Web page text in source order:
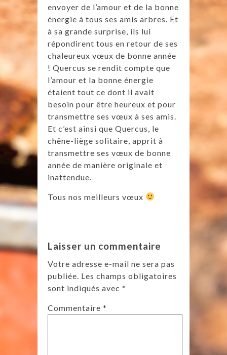
envoyer de l’amour et de la bonne
énergie à tous ses amis arbres. Et
à sa grande surprise, ils lui
répondirent tous en retour de ses
chaleureux vœux de bonne année
! Quercus se rendit compte que
l’amour et la bonne énergie
étaient tout ce dont il avait
besoin pour être heureux et pour
transmettre ses vœux à ses amis.
Et c’est ainsi que Quercus, le
chêne-liège solitaire, apprit à
transmettre ses vœux de bonne
année de manière originale et
inattendue.
Tous nos meilleurs vœux
Laisser un commentaire
Votre adresse e-mail ne sera pas
publiée. Les champs obligatoires
sont indiqués avec *
Commentaire *